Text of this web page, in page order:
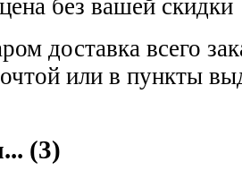
без вашей скидки
доставка всего
или в пункты
(3)